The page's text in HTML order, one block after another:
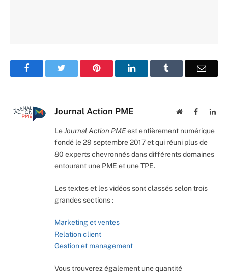
Facebook Pinterest LinkedIn Email
Journal Action PME WebsiteFacebook
LeJournal Action PMEest entièrement numérique
fondé le 29 septembre 2017 et qui réuni plus de
80 experts chevronnés dans différents domaines
entourant une PME et une TPE.
Les textes et les vidéos sont classés selon trois
grandes sections :
Marketing et ventes
Relation client
Gestion et management
Vous trouverez également une quantité